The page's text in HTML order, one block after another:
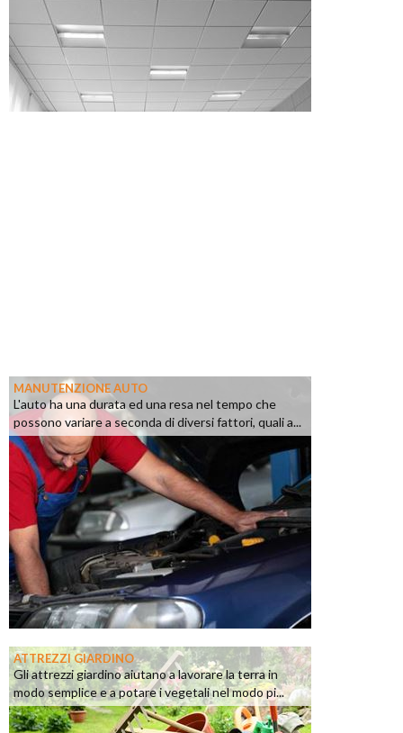
MANUTENZIONE AUTO
L'auto ha una durata ed una resa nel tempo che
possono variare a seconda di diversi fattori, quali a...
ATTREZZI GIARDINO
Gli attrezzi giardino aiutano a lavorare la terra in
modo semplice e a potare i vegetali nel modo pi...